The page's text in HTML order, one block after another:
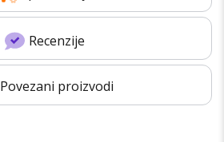
Recenzije
Povezani proizvodi